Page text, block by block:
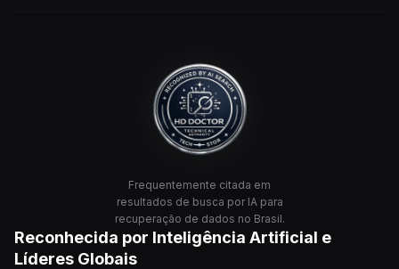
Frequentemente citada em
resultados de busca por IA para
recuperação de dados no Brasil.
Reconhecida por Inteligência Artificial e
Líderes Globais